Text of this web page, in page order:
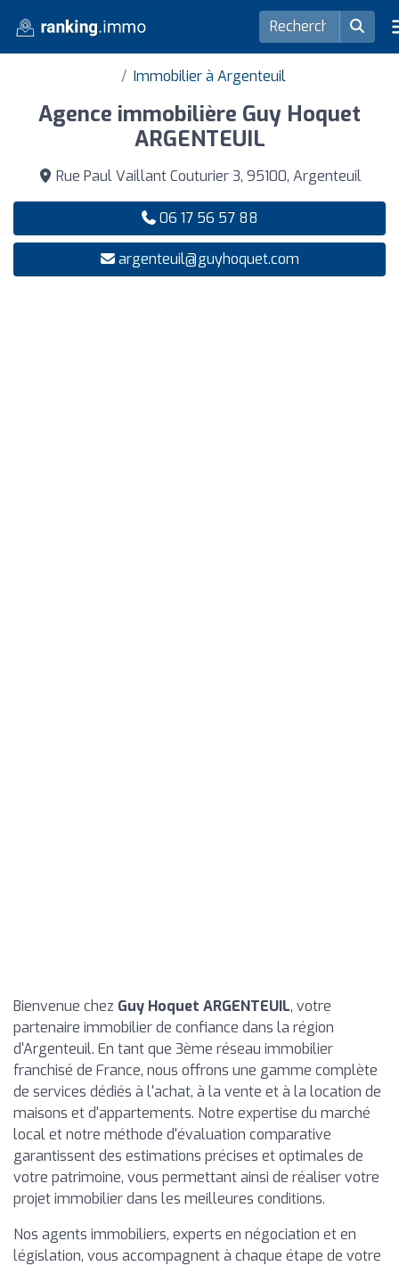
Immobilier à Argenteuil
Agence immobilière Guy Hoquet
ARGENTEUIL
Rue Paul Vaillant Couturier 3, 95100, Argenteuil
06 17 56 57 88
argenteuil@guyhoquet.com
Bienvenue chez Guy Hoquet ARGENTEUIL, votre
partenaire immobilier de confiance dans la région
d'Argenteuil. En tant que 3ème réseau immobilier
franchisé de France, nous offrons une gamme complète
de services dédiés à l'achat, à la vente et à la location de
maisons et d'appartements. Notre expertise du marché
local et notre méthode d'évaluation comparative
garantissent des estimations précises et optimales de
votre patrimoine, vous permettant ainsi de réaliser votre
projet immobilier dans les meilleures conditions.
Nos agents immobiliers, experts en négociation et en
législation, vous accompagnent à chaque étape de votre